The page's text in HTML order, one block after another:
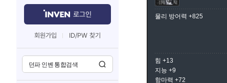
로그인
회원가입 ID/PW 찾기
물리 방어력 +825
힘 +13
지능 +9
항마력 +72